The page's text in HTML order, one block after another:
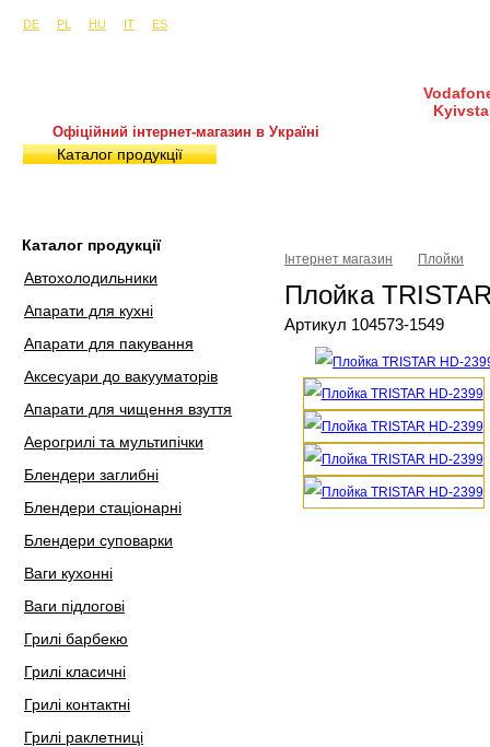
DE
PL HU IT ES
Офіційний інтернет-магазин в Україні
Каталог продукції
Каталог продукції
Автохолодильники
Апарати для кухні
Апарати для пакування
Аксесуари до вакууматорів
Апарати для чищення взуття
Аерогрилі та мультипічки
Блендери заглибні
Блендери стаціонарні
Блендери суповарки
Ваги кухонні
Ваги підлогові
Грилі барбекю
Грилі класичні
Грилі контактні
Грилі раклетниці
Інтернет магазин Плойки
Плойка
Артикул 104573-1549